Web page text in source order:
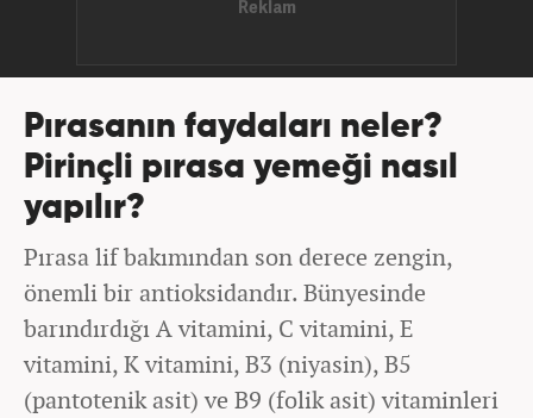
Pırasanın faydaları neler?
Pirinçli pırasa yemeği nasıl
yapılır?
Pırasa lif bakımından son derece zengin,
önemli bir antioksidandır. Bünyesinde
barındırdığı A vitamini, C vitamini, E
vitamini, K vitamini, B3 (niyasin), B5
(pantotenik asit) ve B9 (folik asit) vitaminleri